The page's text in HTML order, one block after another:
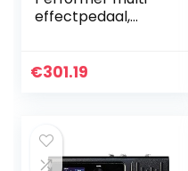
effectpedaal,
robuuste BOSS-
€301.19